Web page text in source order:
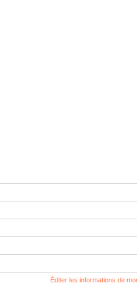
Éditer les informations de